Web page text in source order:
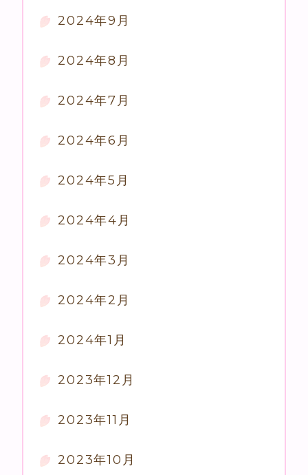
2024年9月
2024年8月
2024年7月
2024年6月
2024年5月
2024年4月
2024年3月
2024年2月
2024年1月
2023年12月
2023年11月
2023年10月